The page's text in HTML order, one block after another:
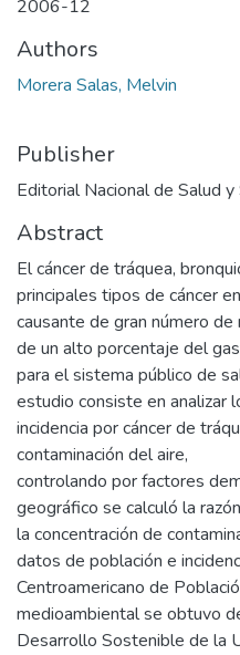
2006-12
Authors
Morera Salas, Melvin
Publisher
Editorial Nacional de Salud
Abstract
El cáncer de tráquea,
principales tipos de cáncer
causante de gran número
de un alto porcentaje del
para el sistema público de
estudio consiste en analizar
incidencia por cáncer de
contaminación del aire,
controlando por factores
geográfico se calculó la
la concentración de
datos de población e
Centroamericano de
medioambiental se obtuvo
Desarrollo Sostenible de la